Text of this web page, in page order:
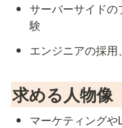
サーバーサイド
験
エンジニアの採
求める人物像
マーケティング